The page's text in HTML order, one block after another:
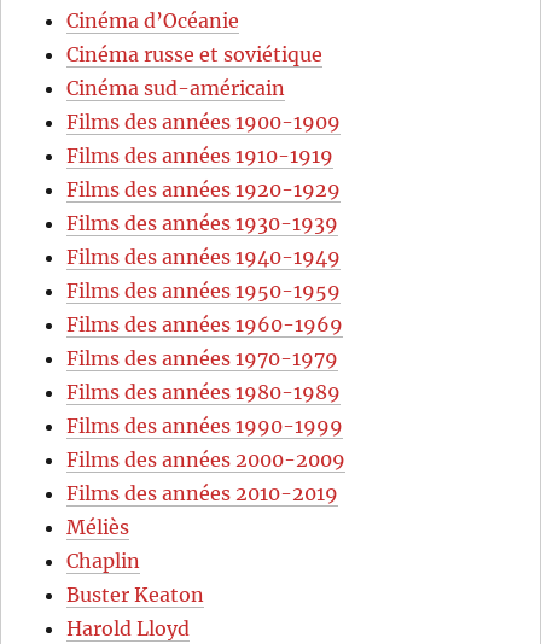
Cinéma d’Océanie
Cinéma russe et soviétique
Cinéma sud-américain
Films des années 1900-1909
Films des années 1910-1919
Films des années 1920-1929
Films des années 1930-1939
Films des années 1940-1949
Films des années 1950-1959
Films des années 1960-1969
Films des années 1970-1979
Films des années 1980-1989
Films des années 1990-1999
Films des années 2000-2009
Films des années 2010-2019
Méliès
Chaplin
Buster Keaton
Harold Lloyd